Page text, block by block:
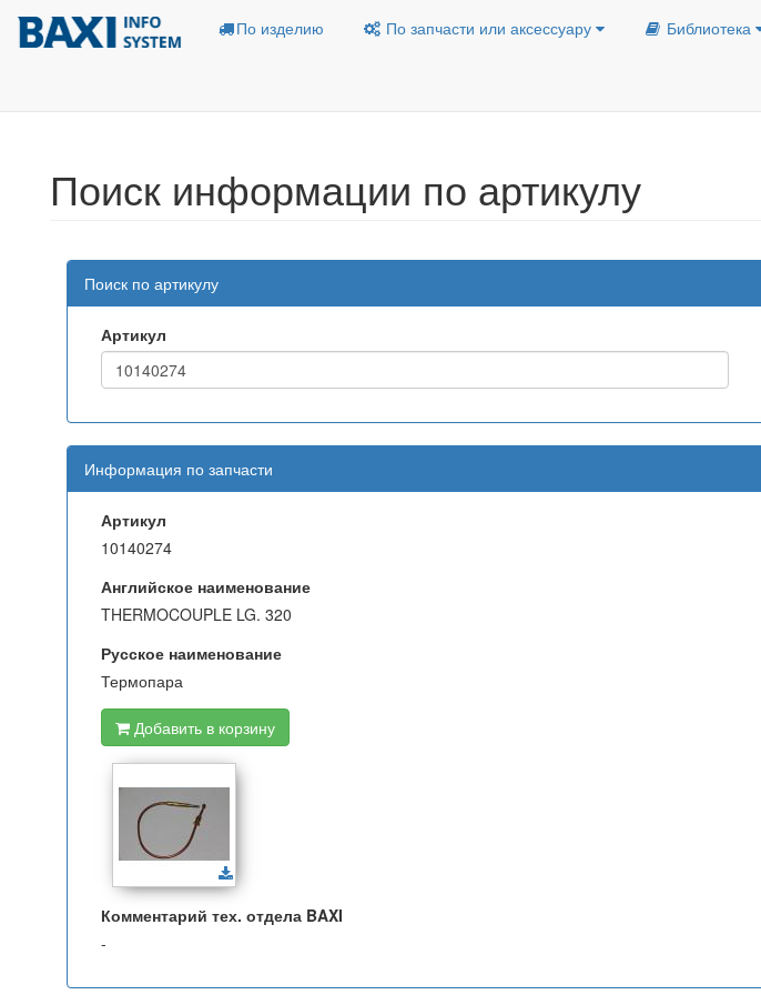
По изделию По запчасти или аксессуару Библиотека
Поиск информации по артикулу
Поиск по артикулу
Артикул
Информация по запчасти
Артикул
10140274
Английское наименование
THERMOCOUPLE LG. 320
Русское наименование
Термопара
Добавить в корзину
Комментарий тех. отдела BAXI
-